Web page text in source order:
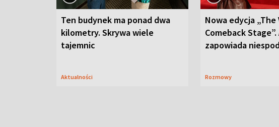
Ten budynek ma ponad dwa
kilometry. Skrywa wiele
tajemnic
Aktualności
Nowa edycja „The
Comeback
zapowiada
Rozmowy